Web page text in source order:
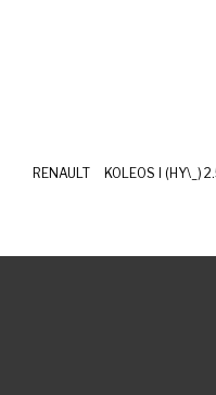
RENAULT KOLEOS I (HY\_)